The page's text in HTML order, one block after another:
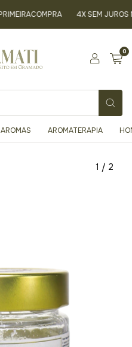
4X SEM JUROS
0
AROMAS AROMATERAPIA
1 / 2